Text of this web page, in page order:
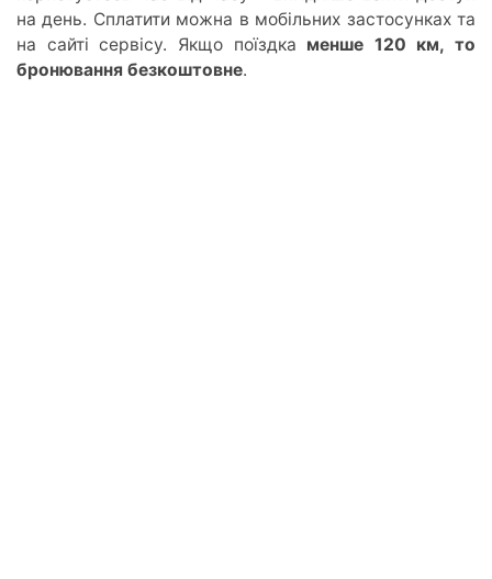
на день. Сплатити можна в мобільних застосунках та
на сайті сервісу. Якщо поїздка менше 120 км, то
бронювання безкоштовне.